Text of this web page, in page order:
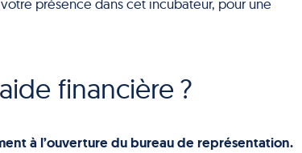
présence dans cet incubateur, pour une
financière ?
à l’ouverture du bureau de représentation.